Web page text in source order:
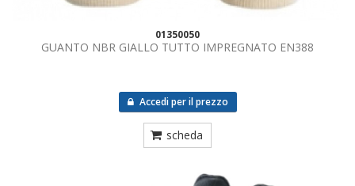
01350050
GUANTO NBR GIALLO TUTTO IMPREGNATO EN388
Accedi per il prezzo
scheda